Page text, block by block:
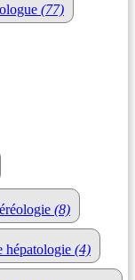
(77)
(8)
hépatologie (4)